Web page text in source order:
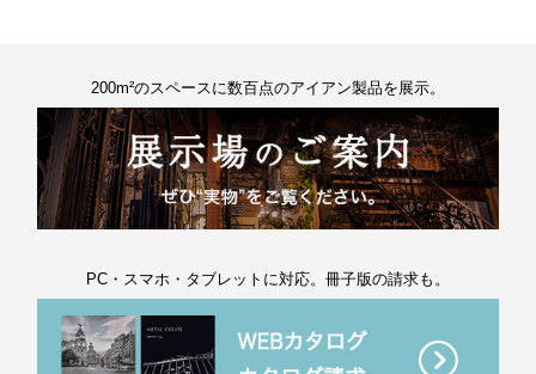
200m²のスペースに数百点のアイアン製品を展示。
PC・スマホ・タブレットに対応。冊子版の請求も。